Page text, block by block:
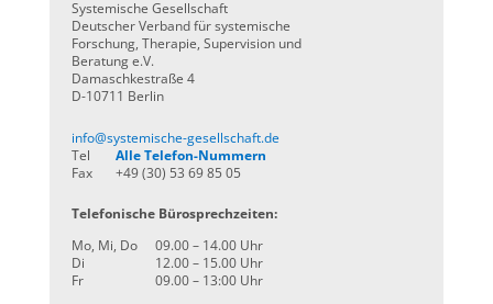
Systemische Gesellschaft
Deutscher Verband für systemische
Forschung, Therapie, Supervision und
Beratung e.V.
Damaschkestraße 4
D-10711 Berlin
info@systemische-gesellschaft.de
Tel
Alle Telefon-Nummern
Fax
+49 (30) 53 69 85 05
Telefonische Bürosprechzeiten:
Mo, Mi, Do
09.00 – 14.00 Uhr
Di
12.00 – 15.00 Uhr
Fr
09.00 – 13:00 Uhr